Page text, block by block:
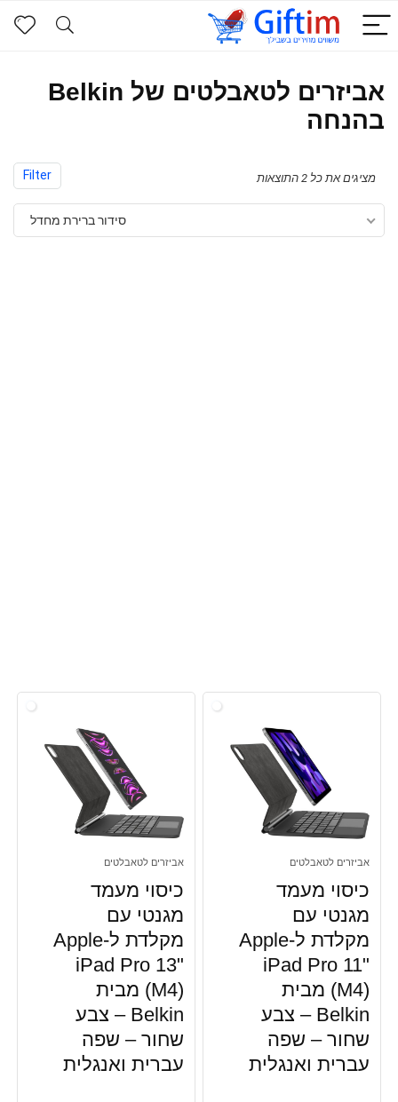
אביזרים לטאבלטים של Belkin
בהנחה
Filter מציגים את כל ⁦2⁩ התוצאות
סידור ברירת מחדל
אביזרים לטאבלטים
כיסוי מעמד
מגנטי עם
מקלדת ל-Apple
iPad Pro 11"
(M4) מבית
Belkin – צבע
שחור – שפה
עברית ואנגלית
אביזרים לטאבלטים
כיסוי מעמד
מגנטי עם
מקלדת ל-Apple
iPad Pro 13"
(M4) מבית
Belkin – צבע
שחור – שפה
עברית ואנגלית